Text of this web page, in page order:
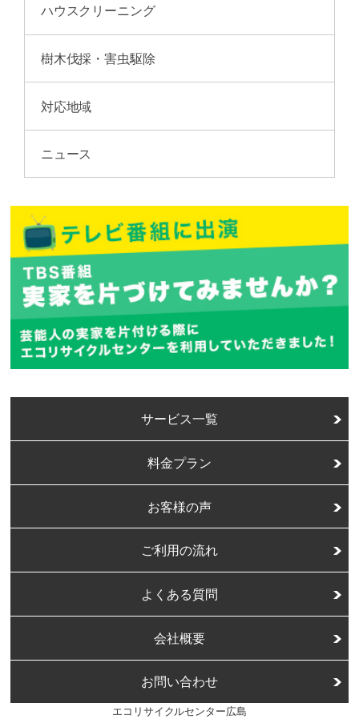
ハウスクリーニング
樹木伐採・害虫駆除
対応地域
ニュース
サービス一覧
料金プラン
お客様の声
ご利用の流れ
よくある質問
会社概要
お問い合わせ
エコリサイクルセンター広島